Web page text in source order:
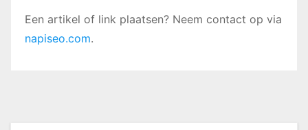
Een artikel of link plaatsen? Neem contact op via
napiseo.com.